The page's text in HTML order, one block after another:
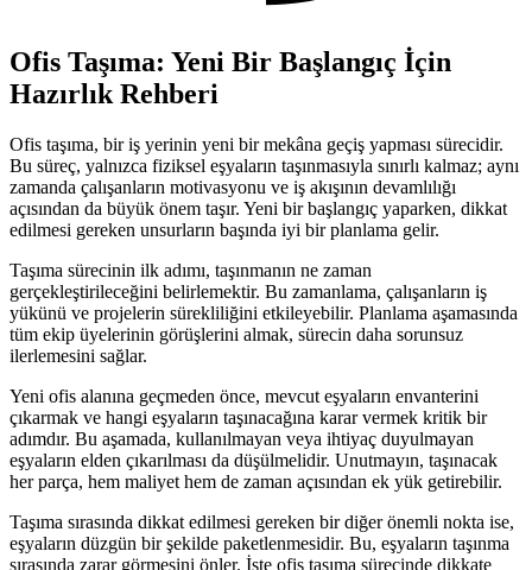
Ofis Taşıma: Yeni Bir Başlangıç İçin
Hazırlık Rehberi
Ofis taşıma, bir iş yerinin yeni bir mekâna geçiş yapması sürecidir.
Bu süreç, yalnızca fiziksel eşyaların taşınmasıyla sınırlı kalmaz; aynı
zamanda çalışanların motivasyonu ve iş akışının devamlılığı
açısından da büyük önem taşır. Yeni bir başlangıç yaparken, dikkat
edilmesi gereken unsurların başında iyi bir planlama gelir.
Taşıma sürecinin ilk adımı, taşınmanın ne zaman
gerçekleştirileceğini belirlemektir. Bu zamanlama, çalışanların iş
yükünü ve projelerin sürekliliğini etkileyebilir. Planlama aşamasında
tüm ekip üyelerinin görüşlerini almak, sürecin daha sorunsuz
ilerlemesini sağlar.
Yeni ofis alanına geçmeden önce, mevcut eşyaların envanterini
çıkarmak ve hangi eşyaların taşınacağına karar vermek kritik bir
adımdır. Bu aşamada, kullanılmayan veya ihtiyaç duyulmayan
eşyaların elden çıkarılması da düşülmelidir. Unutmayın, taşınacak
her parça, hem maliyet hem de zaman açısından ek yük getirebilir.
Taşıma sırasında dikkat edilmesi gereken bir diğer önemli nokta ise,
eşyaların düzgün bir şekilde paketlenmesidir. Bu, eşyaların taşınma
sırasında zarar görmesini önler. İşte ofis taşıma sürecinde dikkate